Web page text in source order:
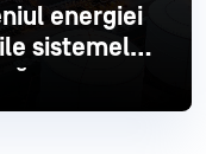
energiei
sistemelor